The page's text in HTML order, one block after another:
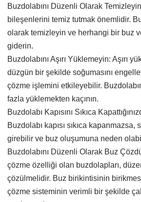
Buzdolabını Düzenli Olarak
bileşenlerini temiz tutmak önemlidir.
olarak temizleyin ve herhangi bir buz
giderin.
Buzdolabını Aşırı Yüklemeyin: Aşırı
düzgün bir şekilde soğumasını
çözme işlemini etkileyebilir.
fazla yüklemekten kaçının.
Buzdolabı Kapısını Sıkıca
Buzdolabı kapısı sıkıca kapanmazsa,
girebilir ve buz oluşumuna neden
Buzdolabını Düzenli Olarak Buz
çözme özelliği olan buzdolapları,
çözülmelidir. Buz birikintisinin
çözme sisteminin verimli bir şekilde